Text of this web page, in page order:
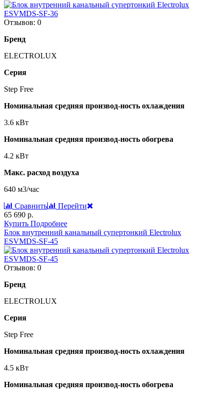
Отзывов: 0
Бренд
ELECTROLUX
Серия
Step Free
Номинальная средняя производ-ность охлаждения
3.6 кВт
Номинальная средняя производ-ность обогрева
4.2 кВт
Макс. расход воздуха
640 м3/час
Сравнить
Перейти
65 690 р.
Купить Подробнее
Блок внутренний канальный супертонкий Electrolux
ESVMDS-SF-45
Отзывов: 0
Бренд
ELECTROLUX
Серия
Step Free
Номинальная средняя производ-ность охлаждения
4.5 кВт
Номинальная средняя производ-ность обогрева